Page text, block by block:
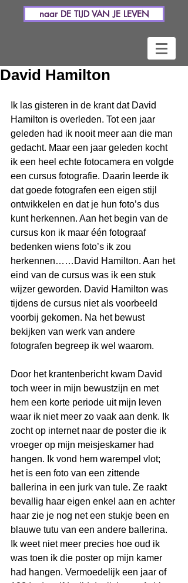
naar DE TIJD VAN JE LEVEN
David Hamilton
Ik las gisteren in de krant dat David
Hamilton is overleden. Tot een jaar
geleden had ik nooit meer aan die man
gedacht. Maar een jaar geleden kocht
ik een heel echte fotocamera en volgde
een cursus fotografie. Daarin leerde ik
dat goede fotografen een eigen stijl
ontwikkelen en dat je hun foto’s dus
kunt herkennen. Aan het begin van de
cursus kon ik maar één fotograaf
bedenken wiens foto’s ik zou
herkennen……David Hamilton. Aan het
eind van de cursus was ik een stuk
wijzer geworden. David Hamilton was
tijdens de cursus niet als voorbeeld
voorbij gekomen. Na het bewust
bekijken van werk van andere
fotografen begreep ik wel waarom.
Door het krantenbericht kwam David
toch weer in mijn bewustzijn en met
hem een korte periode uit mijn leven
waar ik niet meer zo vaak aan denk. Ik
zocht op internet naar de poster die ik
vroeger op mijn meisjeskamer had
hangen. Ik vond hem warempel vlot;
het is een foto van een zittende
ballerina in een jurk van tule. Ze raakt
bevallig haar eigen enkel aan en achter
haar zie je nog net een stukje been en
blauwe tutu van een andere ballerina.
Ik weet niet meer precies hoe oud ik
was toen ik die poster op mijn kamer
had hangen. Vermoedelijk een jaar of